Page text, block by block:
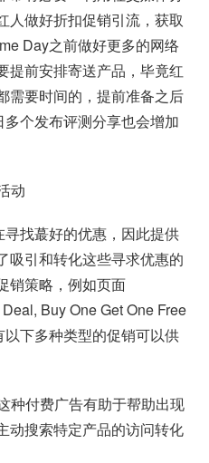
人做好折扣促销引流，获取
Day之前做好更多的网络
提前安排寄送产品，毕竟红
需要时间的，提前准备之后
个发布评测分享也会增加
动
找蕞好的优惠，因此提供
吸引和转化这些寻求优惠的
销策略，例如页面
Buy One Get One Free
下多种类型的促销可以供
种付费广告有助于帮助出现
动搜索特定产品的访问转化